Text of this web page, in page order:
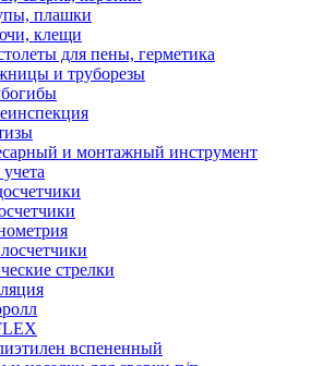
плашки
клещи
для пены, герметика
и труборезы
и монтажный инструмент
стрелки
вспененный